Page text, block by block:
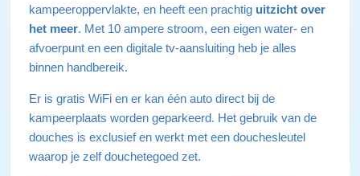
kampeeroppervlakte, en heeft een prachtig uitzicht over
het meer. Met 10 ampere stroom, een eigen water- en
afvoerpunt en een digitale tv-aansluiting heb je alles
binnen handbereik.
Er is gratis WiFi en er kan één auto direct bij de
kampeerplaats worden geparkeerd. Het gebruik van de
douches is exclusief en werkt met een douchesleutel
waarop je zelf douchetegoed zet.